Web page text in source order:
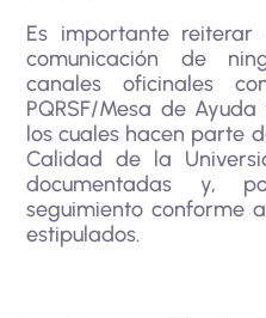
Es importante
comunicación de
canales oficinales
PQRSF/Mesa de
los cuales hacen parte
Calidad de la
documentadas y,
seguimiento conforme
estipulados.